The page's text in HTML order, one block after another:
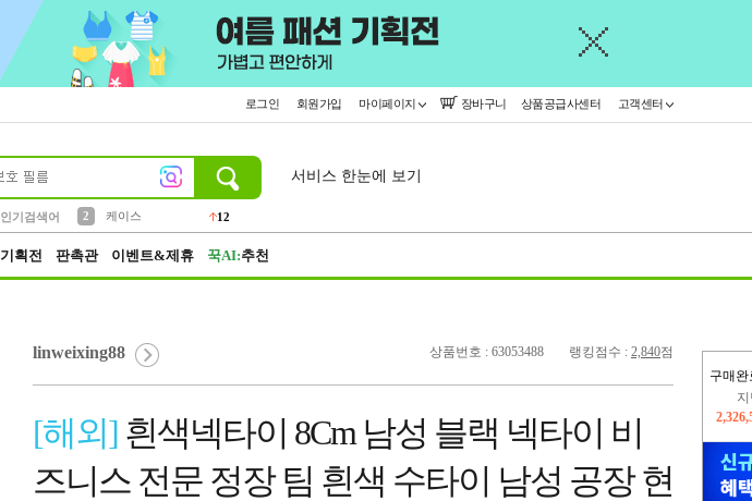
로그인 회원가입 마이페이지 장바구니 상품공급사센터 고객센터
인기검색어
2
케이스
12
서비스 한눈에 보기
기획전 판촉관 이벤트&제휴 꾹AI:추천
구매완
상품번호 : 63053488 랭킹점수 : 2,840점
linweixing88
[해외] 흰색넥타이 8Cm 남성 블랙 넥타이 비
즈니스 전문 정장 팀 흰색 수타이 남성 공장 현